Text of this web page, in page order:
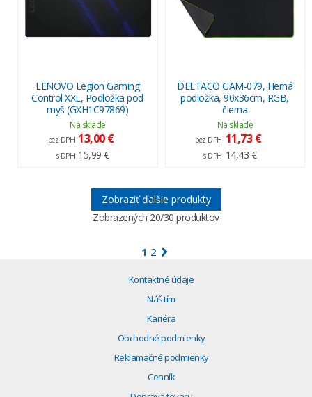
LENOVO Legion Gaming
Control XXL, Podložka pod
myš (GXH1C97869)
Na sklade
bez DPH 13,00 €
s DPH 15,99 €
DELTACO GAM-079, Herná
podložka, 90x36cm, RGB,
čierna
Na sklade
bez DPH 11,73 €
s DPH 14,43 €
Zobraziť ďalšie produkty
Zobrazených 20/30 produktov
1 2
Kontaktné údaje
Náš tím
Kariéra
Obchodné podmienky
Reklamačné podmienky
Cenník